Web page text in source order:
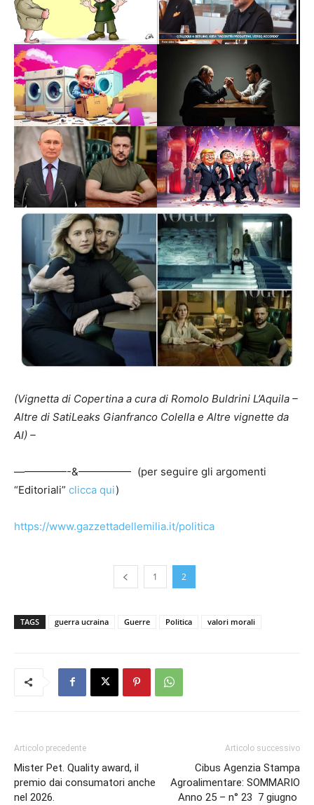
(Vignetta di Copertina a cura di Romolo Buldrini L’Aquila –
Altre di SatiLeaks Gianfranco Colella e Altre vignette da
AI) –
—————-&————— (per seguire gli argomenti
“Editoriali” clicca qui)
https://www.gazzettadellemilia.it/politica
1 2
TAGS guerra ucraina Guerre Politica valori morali
Articolo precedente
Mister Pet. Quality award, il
premio dai consumatori anche
nel 2026.
Articolo successivo
Cibus Agenzia Stampa
Agroalimentare: SOMMARIO
Anno 25 – n° 23 7 giugno